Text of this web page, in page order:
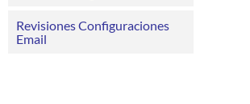
Revisiones Configuraciones
Email